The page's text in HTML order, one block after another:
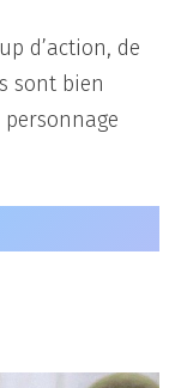
d’action, de
sont bien
personnage